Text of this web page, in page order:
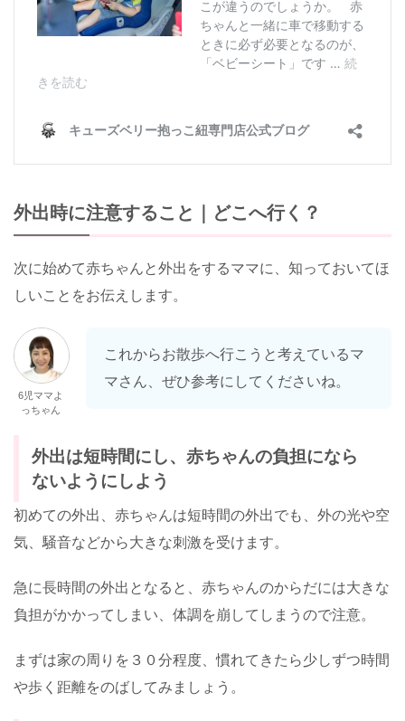
外出時に注意すること｜どこへ行く？
次に始めて赤ちゃんと外出をするママに、知っておいてほ
しいことをお伝えします。
6児ママよ
っちゃん
これからお散歩へ行こうと考えているマ
マさん、ぜひ参考にしてくださいね。
外出は短時間にし、赤ちゃんの負担になら
ないようにしよう
初めての外出、赤ちゃんは短時間の外出でも、外の光や空
気、騒音などから大きな刺激を受けます。
急に長時間の外出となると、赤ちゃんのからだには大きな
負担がかかってしまい、体調を崩してしまうので注意。
まずは家の周りを３０分程度、慣れてきたら少しずつ時間
や歩く距離をのばしてみましょう。